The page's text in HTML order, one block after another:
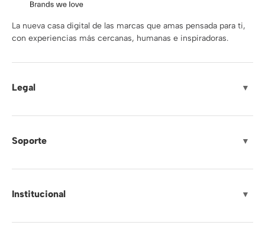
La nueva casa digital de las marcas que amas pensada para ti,
con experiencias más cercanas, humanas e inspiradoras.
Legal ▼
Soporte ▼
Institucional ▼